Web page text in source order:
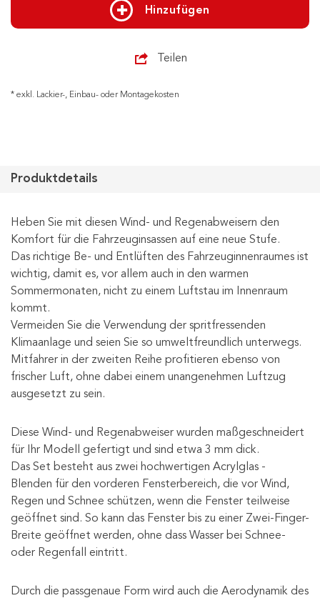
Hinzufügen
Teilen
* exkl. Lackier-, Einbau- oder Montagekosten
Produktdetails
Heben Sie mit diesen Wind- und Regenabweisern den
Komfort für die Fahrzeuginsassen auf eine neue Stufe.
Das richtige Be- und Entlüften des Fahrzeuginnenraumes ist
wichtig, damit es, vor allem auch in den warmen
Sommermonaten, nicht zu einem Luftstau im Innenraum
kommt.
Vermeiden Sie die Verwendung der spritfressenden
Klimaanlage und seien Sie so umweltfreundlich unterwegs.
Mitfahrer in der zweiten Reihe profitieren ebenso von
frischer Luft, ohne dabei einem unangenehmen Luftzug
ausgesetzt zu sein.
Diese Wind- und Regenabweiser wurden maßgeschneidert
für Ihr Modell gefertigt und sind etwa 3 mm dick.
Das Set besteht aus zwei hochwertigen Acrylglas -
Blenden für den vorderen Fensterbereich, die vor Wind,
Regen und Schnee schützen, wenn die Fenster teilweise
geöffnet sind. So kann das Fenster bis zu einer Zwei-Finger-
Breite geöffnet werden, ohne dass Wasser bei Schnee-
oder Regenfall eintritt.
Durch die passgenaue Form wird auch die Aerodynamik des